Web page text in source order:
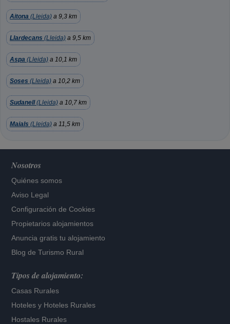
Aitona (Lleida) a 9,3 km
Llardecans (Lleida) a 9,5 km
Aspa (Lleida) a 10,1 km
Soses (Lleida) a 10,2 km
Sudanell(Lleida) a 10,7 km
Maials (Lleida) a 11,5 km
Nosotros
Quiénes somos
Aviso Legal
Configuración de Cookies
Propietarios alojamientos
Anuncia gratis tu alojamiento
Blog de Turismo Rural
Tipos de alojamiento:
Casas Rurales
Hoteles y Hoteles Rurales
Hostales Rurales